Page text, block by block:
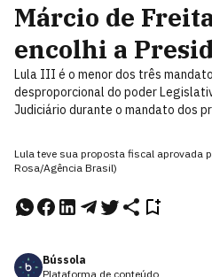
Márcio de
encolhi a
Lula III é o menor dos três
desproporcional do poder
Judiciário durante o mandato dos
Lula teve sua proposta fiscal aprovada
Rosa/Agência Brasil)
Bússola
Plataforma de conteúdo